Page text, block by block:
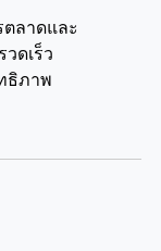
ลาดและ
ดเร็ว
ธิภาพ